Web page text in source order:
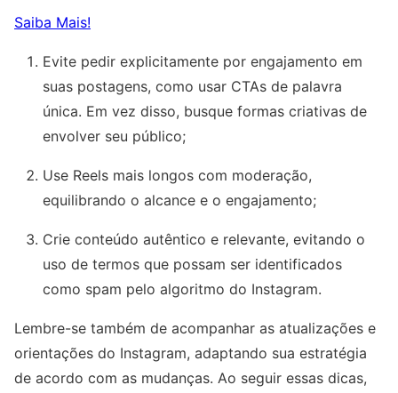
Saiba Mais!
Evite pedir explicitamente por engajamento em
suas postagens, como usar CTAs de palavra
única. Em vez disso, busque formas criativas de
envolver seu público;
Use Reels mais longos com moderação,
equilibrando o alcance e o engajamento;
Crie conteúdo autêntico e relevante, evitando o
uso de termos que possam ser identificados
como spam pelo algoritmo do Instagram.
Lembre-se também de acompanhar as atualizações e
orientações do Instagram, adaptando sua estratégia
de acordo com as mudanças. Ao seguir essas dicas,